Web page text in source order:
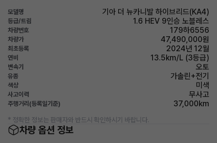
모델명 기아 더 뉴카니발 하이브리드(KA4)
등급/트림 1.6 HEV 9인승 노블레스
차량번호 179하6556
차량가 47,490,000원
최초등록 2024년 12월
연비 13.5km/L (3등급)
변속기 오토
유종 가솔린+전기
색상 미색
사고이력 무사고
주행거리(등록일기준) 37,000km
* 정확한 정보는 판매자와 반드시 확인하시기 바랍니다.
차량 옵션 정보